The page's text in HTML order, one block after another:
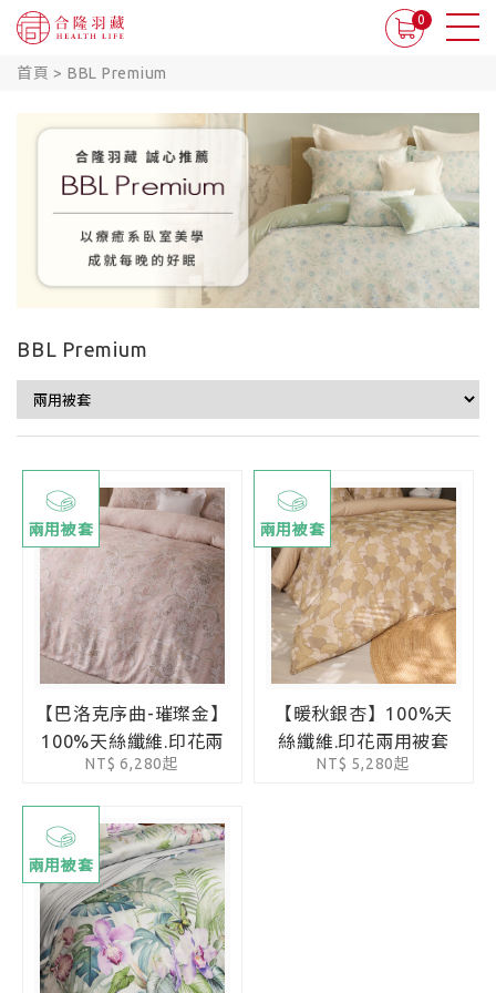
0
首頁 > BBL Premium
BBL Premium
兩用被套
【巴洛克序曲-璀璨金】
100%天絲纖維.印花兩
用被套
NT$ 6,280起
兩用被套
【暖秋銀杏】100%天
絲纖維.印花兩用被套
NT$ 5,280起
兩用被套